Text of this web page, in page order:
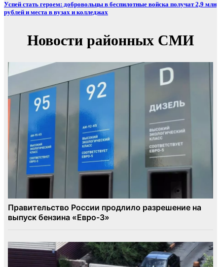
Успей стать героем: добровольцы в беспилотные войска получат 2,9 млн
рублей и места в вузах и колледжах